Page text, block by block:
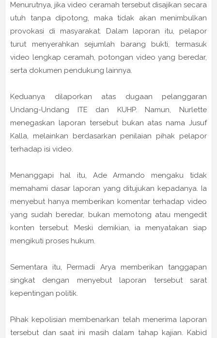
Menurutnya, jika video ceramah tersebut disajikan secara
utuh tanpa dipotong, maka tidak akan menimbulkan
provokasi di masyarakat. Dalam laporan itu, pelapor
turut menyerahkan sejumlah barang bukti, termasuk
video lengkap ceramah, potongan video yang beredar,
serta dokumen pendukung lainnya.
Keduanya dilaporkan atas dugaan pelanggaran
Undang-Undang ITE dan KUHP. Namun, Nurlette
menegaskan laporan tersebut bukan atas nama Jusuf
Kalla, melainkan berdasarkan penilaian pihak pelapor
terhadap isi video.
Menanggapi hal itu, Ade Armando mengaku tidak
memahami dasar laporan yang ditujukan kepadanya. Ia
menyebut hanya memberikan komentar terhadap video
yang sudah beredar, bukan memotong atau mengedit
konten tersebut. Meski demikian, ia menyatakan siap
mengikuti proses hukum.
Sementara itu, Permadi Arya memberikan tanggapan
singkat dengan menyebut laporan tersebut sarat
kepentingan politik.
Pihak kepolisian membenarkan telah menerima laporan
tersebut dan saat ini masih dalam tahap kajian. Kabid